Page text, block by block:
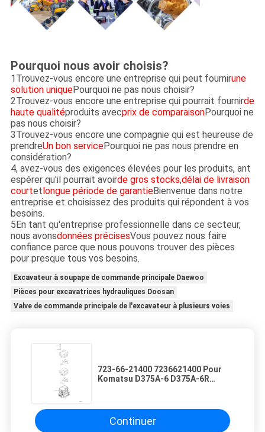
Pourquoi nous avoir choisis?
1Trouvez-vous encore une entreprise qui peut fournirune
solution uniquePourquoi ne pas nous choisir?
2Trouvez-vous encore une entreprise qui pourrait fournirde
haute qualitéproduits avecprix de comparaisonPourquoi ne
pas nous choisir?
3Trouvez-vous encore une compagnie qui est heureuse de
prendreUn bon servicePourquoi ne pas nous prendre en
considération?
4, avez-vous des exigences élevées pour les produits, ant
espérer qu'il pourrait avoirde gros stocks,délai de livraison
courtet longue période de garantieBienvenue dans notre
entreprise et choisissez des produits qui répondent à vos
besoins.
5En tant qu'entreprise professionnelle dans ce secteur,
nous avonsdonnées précisesVous pouvez nous faire
confiance parce que nous pouvons trouver des pièces
pour presque tous vos besoins.
Excavateur à soupape de commande principale Daewoo
Pièces pour excavatrices hydrauliques Doosan
Valve de commande principale de l'excavateur à plusieurs voies
723-66-21400 7236621400 Pour
Komatsu D375A-6 D375A-6R
principale Machinerie de
construction Pièces de rechange
de haute qualité Original
Continuer